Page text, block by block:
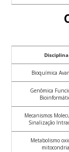
Disciplina
Bioquímica
Genômica
Mecanismos
Sinalização
Metabolismo